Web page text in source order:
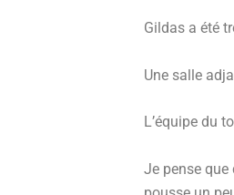
Gildas a été
Une salle
L’équipe du
Je pense